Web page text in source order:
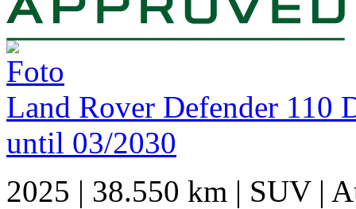
Land Rover Defender 110
until 03/2030
2025 | 38.550 km | SUV|